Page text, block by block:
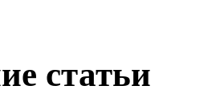
статьи